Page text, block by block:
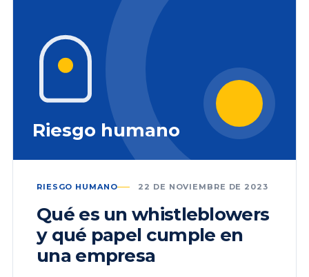
Riesgo humano
RIESGO HUMANO 22 DE NOVIEMBRE DE 2023
Qué es un whistleblowers
y qué papel cumple en
una empresa